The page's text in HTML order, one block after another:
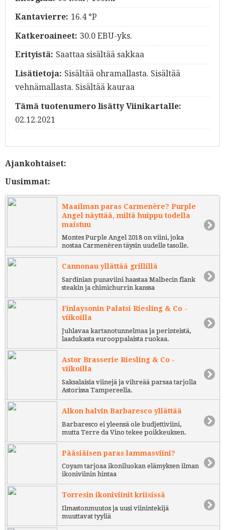
Kantavierre: 16.4 °P
Katkeroaineet: 30.0 EBU-yks.
Erityistä: Saattaa sisältää sakkaa
Lisätietoja: Sisältää ohramallasta. Sisältää
vehnämallasta. Sisältää kauraa
Tämä tuotenumero lisätty Viinikartalle:
02.12.2021
Ajankohtaiset:
Uusimmat:
Maailman paras Carmenère? Purple
Angel näyttää, miltä huippu todella
maistuu
Montes Purple Angel 2018 on viini, joka
nostaa Carmenèren täysin uudelle tasolle.
Cannonau yllättää grillillä
Sardinian punaviini haastaa Malbecin flank
steakin ja chimichurrin kanssa
Finlaysonin Palatsi Riesling & Co -
viikoilla
Juhlavaa kartanotunnelmaa ja perinteistä,
laadukasta eurooppalaista ruokaa.
Astor Brasserie Riesling & Co -
viikoilla
Saksalaisia viinejä ja vihreää parsaa tarjolla
Astorissa Tampereella.
Alkon halvin Barbaresco yllättää
Barbaresco ei yleensä ole budjettiviini,
mutta Terre da Vino tekee poikkeuksen.
Pääsiäisen paras lammasviini?
Coyam tarjoaa ikoniluokan elämyksen ilman
ikoniviinin hintaa
Torresin ikoniviinit kriisissä
Ilmastonmuutos ja uusi viinintekijä
muuttavat tyyliä